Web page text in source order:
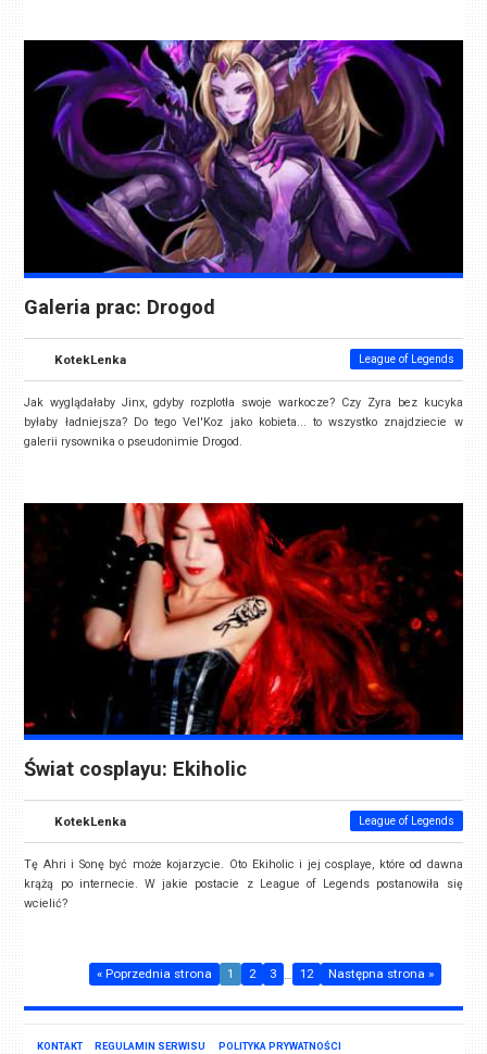
Galeria prac: Drogod
KotekLenka League of Legends
Jak wyglądałaby Jinx, gdyby rozplotła swoje warkocze? Czy Zyra bez kucyka
byłaby ładniejsza? Do tego Vel'Koz jako kobieta... to wszystko znajdziecie w
galerii rysownika o pseudonimie Drogod.
Świat cosplayu: Ekiholic
KotekLenka League of Legends
Tę Ahri i Sonę być może kojarzycie. Oto Ekiholic i jej cosplaye, które od dawna
krążą po internecie. W jakie postacie z League of Legends postanowiła się
wcielić?
« Poprzednia strona 1 2 3 12 Następna strona »
KONTAKT REGULAMIN SERWISU POLITYKA PRYWATNOŚCI